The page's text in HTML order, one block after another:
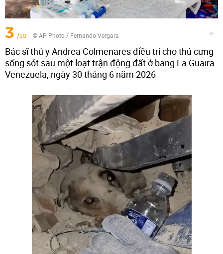
3 /10 © AP Photo / Fernando Vergara
Bác sĩ thú y Andrea Colmenares điều trị cho thú cưng
sống sót sau một loạt trận động đất ở bang La Guaira.
Venezuela, ngày 30 tháng 6 năm 2026